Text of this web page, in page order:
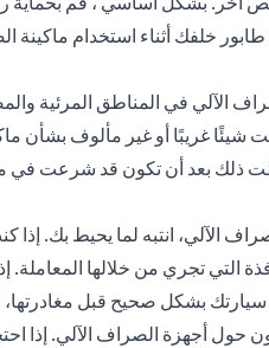
طابور خلفك أثناء استخدام
الآلي في المناطق المرئية
شيئًا غريبًا أو غير مألوف
ذلك بعد أن تكون قد شرعت
الآلي، انتبه لما يحيط بك.
التي تجري من خلالها
سيارتك بشكل صحيح قبل
أجهزة الصراف الآلي. إذا